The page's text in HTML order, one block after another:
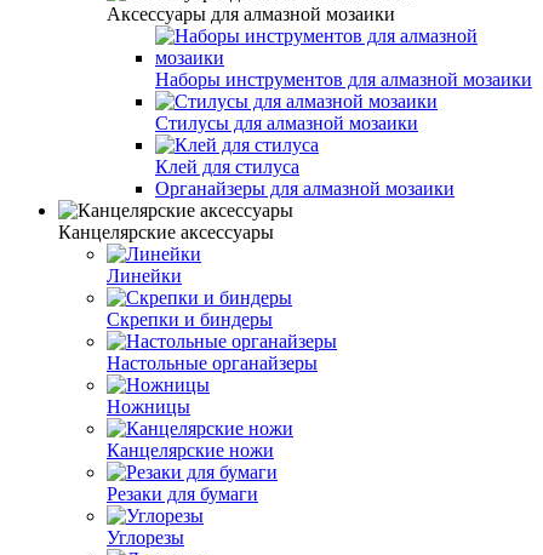
Аксессуары для алмазной мозаики
Наборы инструментов для алмазной мозаики
Стилусы для алмазной мозаики
Клей для стилуса
Органайзеры для алмазной мозаики
Канцелярские аксессуары
Линейки
Скрепки и биндеры
Настольные органайзеры
Ножницы
Канцелярские ножи
Резаки для бумаги
Углорезы